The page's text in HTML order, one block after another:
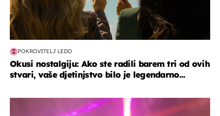
POKROVITELJ LEDO
Okusi nostalgiju: Ako ste radili barem tri od ovih
stvari, vaše djetinjstvo bilo je legendarno...